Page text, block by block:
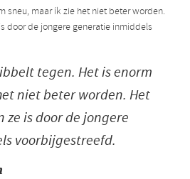
sneu, maar ík zie het niet beter worden.
door de jongere generatie inmiddels
tegen. Het is enorm
niet beter worden. Het
ze is door de jongere
voorbijgestreefd.